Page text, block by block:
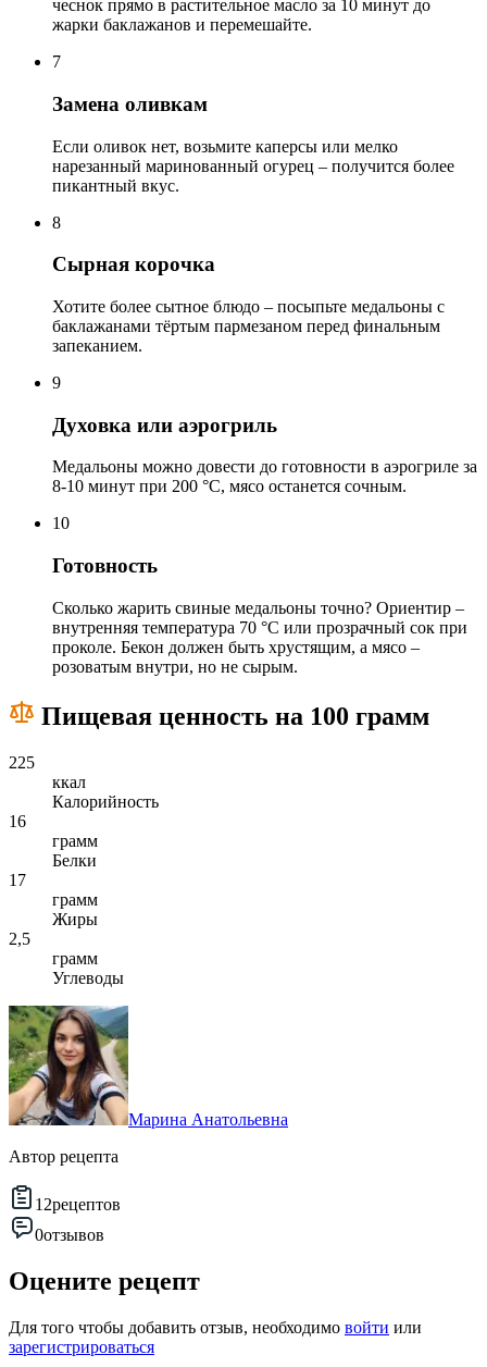
чеснок прямо в растительное масло за 10 минут до
жарки баклажанов и перемешайте.
7
Замена оливкам
Если оливок нет, возьмите каперсы или мелко
нарезанный маринованный огурец – получится более
пикантный вкус.
8
Сырная корочка
Хотите более сытное блюдо – посыпьте медальоны с
баклажанами тёртым пармезаном перед финальным
запеканием.
9
Духовка или аэрогриль
Медальоны можно довести до готовности в аэрогриле за
8-10 минут при 200 °С, мясо останется сочным.
10
Готовность
Сколько жарить свиные медальоны точно? Ориентир –
внутренняя температура 70 °С или прозрачный сок при
проколе. Бекон должен быть хрустящим, а мясо –
розоватым внутри, но не сырым.
Пищевая ценность на 100 грамм
225
ккал
Калорийность
16
грамм
Белки
17
грамм
Жиры
2,5
грамм
Углеводы
Марина Анатольевна
Автор рецепта
12рецептов
0отзывов
Оцените рецепт
Для того чтобы добавить отзыв, необходимо войти или
зарегистрироваться